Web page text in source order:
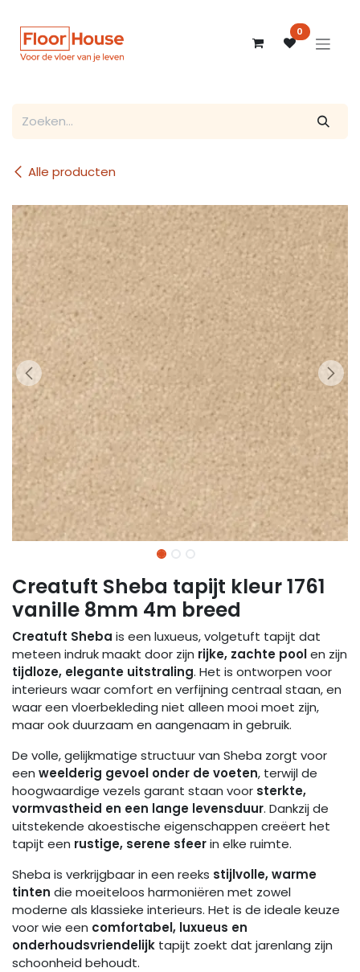
0
Alle producten
Creatuft Sheba tapijt kleur 1761
vanille 8mm 4m breed
Creatuft Sheba is een luxueus, volgetuft tapijt dat
meteen indruk maakt door zijn rijke, zachte poolen zijn
tijdloze, elegante uitstraling. Het is ontworpen voor
interieurs waar comfort en verfijning centraal staan, en
waar een vloerbekleding niet alleen mooi moet zijn,
maar ook duurzaam en aangenaam in gebruik.
De volle, gelijkmatige structuur van Sheba zorgt voor
een weelderig gevoel onder de voeten, terwijl de
hoogwaardige vezels garant staan voor sterkte,
vormvastheid en een lange levensduur. Dankzij de
uitstekende akoestische eigenschappen creëert het
tapijt een rustige, serene sfeerin elke ruimte.
Sheba is verkrijgbaar in een reeks stijlvolle, warme
tinten die moeiteloos harmoniëren met zowel
moderne als klassieke interieurs. Het is de ideale keuze
voor wie een comfortabel, luxueus en
onderhoudsvriendelijk tapijt zoekt dat jarenlang zijn
schoonheid behoudt.